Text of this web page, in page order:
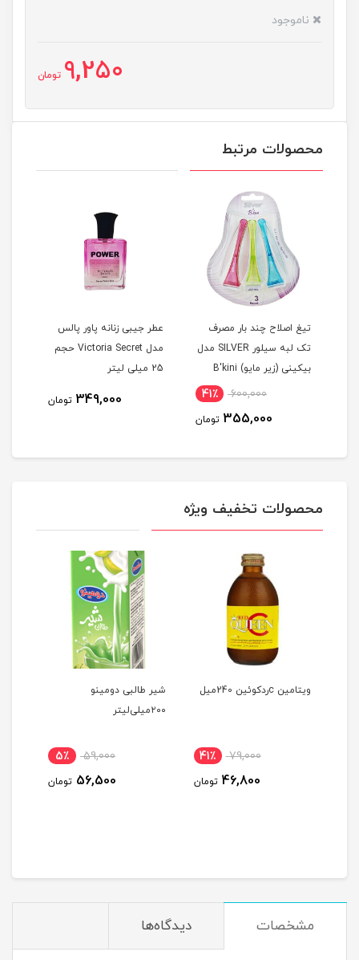
ناموجود
9,250 تومان
محصولات مرتبط
تیغ اصلاح چند بار مصرف
تک لبه سیلور SILVER مدل
بيکينی (زیر مایو) B'kini
600,000 41٪
355,000 تومان
عطر جیبی زنانه پاور پالس
مدل Victoria Secret حجم
25 میلی لیتر
349,000 تومان
محصولات تخفیف ویژه
ویتامین cردکوئین 240میل
79,000 41٪
46,800 تومان
شیر طالبی دومینو
۲۰۰میلی‌لیتر
59,000 5٪
56,500 تومان
مشخصات دیدگاه‌ها